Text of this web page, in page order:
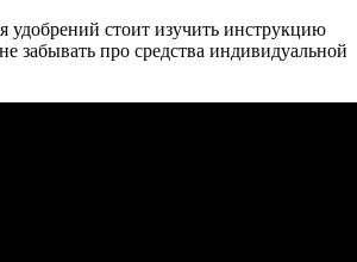
удобрений стоит изучить инструкцию
забывать про средства индивидуальной